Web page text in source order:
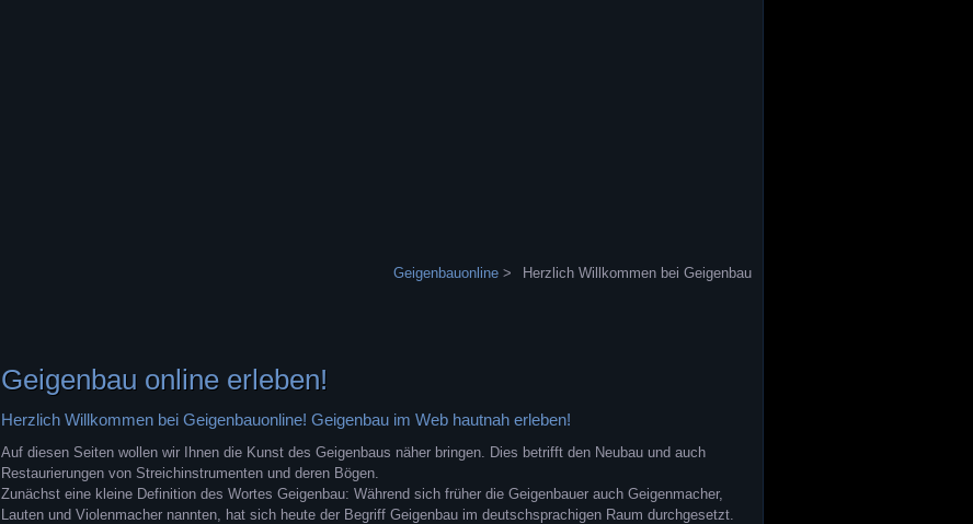
Geigenbauonline > Herzlich Willkommen bei Geigenbau
Geigenbau online erleben!
Herzlich Willkommen bei Geigenbauonline! Geigenbau im Web hautnah erleben!
Auf diesen Seiten wollen wir Ihnen die Kunst des Geigenbaus näher bringen. Dies betrifft den Neubau und auch
Restaurierungen von Streichinstrumenten und deren Bögen.
Zunächst eine kleine Definition des Wortes Geigenbau: Während sich früher die Geigenbauer auch Geigenmacher,
Lauten und Violenmacher nannten, hat sich heute der Begriff Geigenbau im deutschsprachigen Raum durchgesetzt.